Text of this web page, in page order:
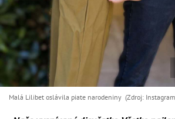
Malá Lilibet oslávila piate narodeniny (Zdroj: